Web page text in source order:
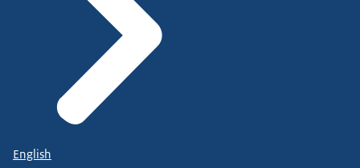
English